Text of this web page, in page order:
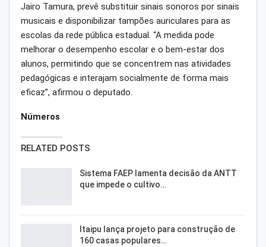
Jairo Tamura, prevê substituir sinais sonoros por sinais
musicais e disponibilizar tampões auriculares para as
escolas da rede pública estadual. “A medida pode
melhorar o desempenho escolar e o bem-estar dos
alunos, permitindo que se concentrem nas atividades
pedagógicas e interajam socialmente de forma mais
eficaz”, afirmou o deputado.
Números
RELATED POSTS
Sistema FAEP lamenta decisão da ANTT
que impede o cultivo…
Itaipu lança projeto para construção de
160 casas populares…